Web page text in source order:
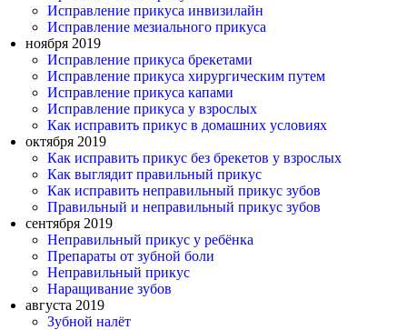
Исправление прикуса инвизилайн
Исправление мезиального прикуса
ноября 2019
Исправление прикуса брекетами
Исправление прикуса хирургическим путем
Исправление прикуса капами
Исправление прикуса у взрослых
Как исправить прикус в домашних условиях
октября 2019
Как исправить прикус без брекетов у взрослых
Как выглядит правильный прикус
Как исправить неправильный прикус зубов
Правильный и неправильный прикус зубов
сентября 2019
Неправильный прикус у ребёнка
Препараты от зубной боли
Неправильный прикус
Наращивание зубов
августа 2019
Зубной налёт